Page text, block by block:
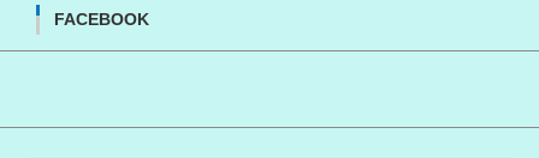
FACEBOOK